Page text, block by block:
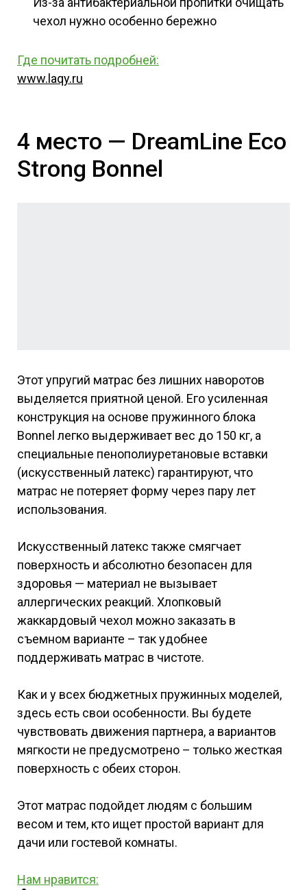
чехол нужно особенно бережно
Где почитать подробней:
www.laqy.ru
4 место — DreamLine Eco
Strong Bonnel
Этот упругий матрас без лишних наворотов
выделяется приятной ценой. Его усиленная
конструкция на основе пружинного блока
Bonnel легко выдерживает вес до 150 кг, а
специальные пенополиуретановые вставки
(искусственный латекс) гарантируют, что
матрас не потеряет форму через пару лет
использования.
Искусственный латекс также смягчает
поверхность и абсолютно безопасен для
здоровья — материал не вызывает
аллергических реакций. Хлопковый
жаккардовый чехол можно заказать в
съемном варианте – так удобнее
поддерживать матрас в чистоте.
Как и у всех бюджетных пружинных моделей,
здесь есть свои особенности. Вы будете
чувствовать движения партнера, а вариантов
мягкости не предусмотрено – только жесткая
поверхность с обеих сторон.
Этот матрас подойдет людям с большим
весом и тем, кто ищет простой вариант для
дачи или гостевой комнаты.
Нам нравится: